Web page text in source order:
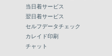
当日着サービス
翌日着サービス
セルフデータチェック
カレイド印刷
チャット